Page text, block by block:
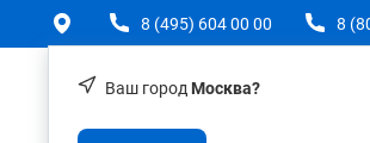
Ваш город Москва?
8 (495) 604 00 00 8
Ротационный лазерный